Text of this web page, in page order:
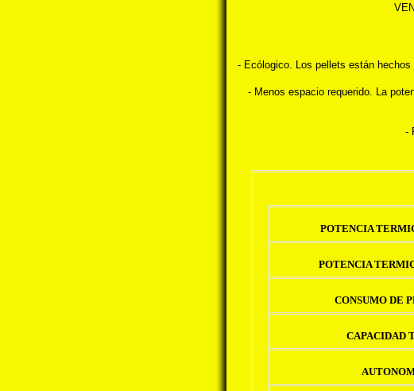
- Ecólogico. Los pellets están
- Menos espacio requerido. La
-
POTENCIA
POTENCIA
CONSUMO DE
CAPACIDAD